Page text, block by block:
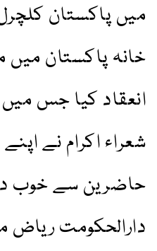
میں پاکستان
خانہ پاکستان
انعقاد کیا جس
شعراء اکرام نے
حاضرین سے خوب
دارالحکومت ریاض